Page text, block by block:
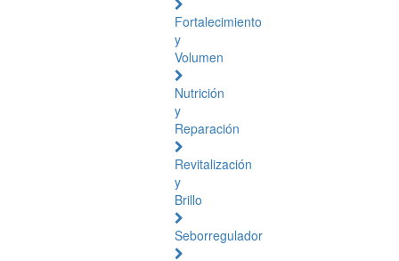
Fortalecimiento
y
Volumen
Nutrición
y
Reparación
Revitalización
y
Brillo
Seborregulador